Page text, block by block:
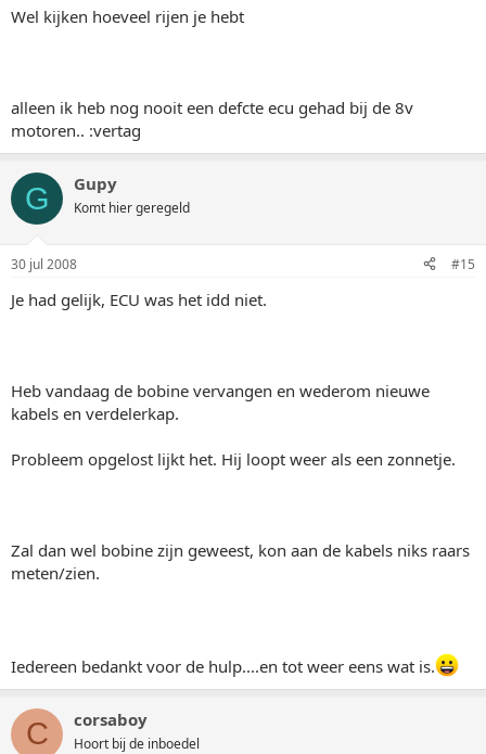
Wel kijken hoeveel rijen je hebt
alleen ik heb nog nooit een defcte ecu gehad bij de 8v
motoren.. :vertag
G Gupy
Komt hier geregeld
30 jul 2008 #15
Je had gelijk, ECU was het idd niet.
Heb vandaag de bobine vervangen en wederom nieuwe
kabels en verdelerkap.
Probleem opgelost lijkt het. Hij loopt weer als een zonnetje.
Zal dan wel bobine zijn geweest, kon aan de kabels niks raars
meten/zien.
Iedereen bedankt voor de hulp....en tot weer eens wat is.
C corsaboy
Hoort bij de inboedel